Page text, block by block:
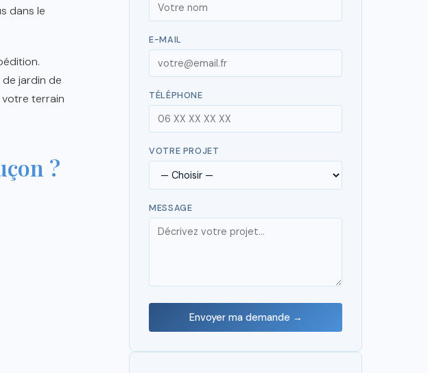
dans le
jardin de
votre terrain
?
E-MAIL
TÉLÉPHONE
VOTRE PROJET
MESSAGE
Envoyer ma demande →